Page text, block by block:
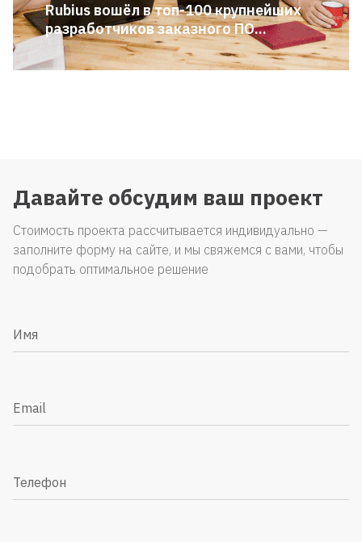
Rubius вошёл в топ-100 крупнейших
разработчиков заказного ПО...
Давайте обсудим ваш проект
Стоимость проекта рассчитывается индивидуально —
заполните форму на сайте, и мы свяжемся с вами, чтобы
подобрать оптимальное решение
Имя
Email
Телефон